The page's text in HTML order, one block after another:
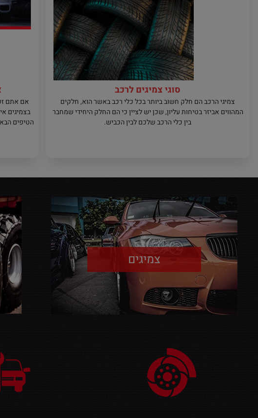
סוגי צמיגים לרכב
צמיגי הרכב הם חלק חשוב ביותר בכל כלי רכב באשר הוא, חלקים
המהווים אביזר בטיחות עליון, שכן יש לציין כי הם החלק היחידי שמחבר
בין כלי הרכב שלכם לבין הכביש.
אם אתם
בצמיגים
הטיפים
צמיגים